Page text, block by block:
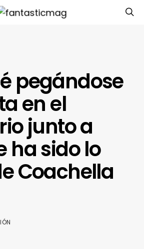
pegándose
en el
junto a
ha sido lo
Coachella